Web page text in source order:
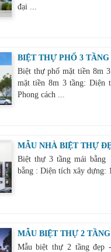
đại ...
BIỆT THỰ PHỐ 3
Biệt thự phố mặt tiền 8m
mặt tiền 8m 3 tầng: Diện
Phong cách ...
MẪU NHÀ BIỆT THỰ
Biệt thự 3 tầng mái
bằng : Diện tích xây dựng:
MẪU BIỆT THỰ 2
Mẫu biệt thự 2 tầng